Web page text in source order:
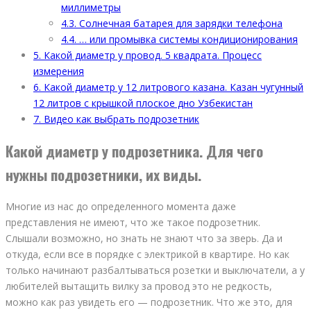
миллиметры
4.3. Солнечная батарея для зарядки телефона
4.4. … или промывка системы кондиционирования
5. Какой диаметр у провод. 5 квадрата. Процесс
измерения
6. Какой диаметр у 12 литрового казана. Казан чугунный
12 литров с крышкой плоское дно Узбекистан
7. Видео как выбрать подрозетник
Какой диаметр у подрозетника. Для чего
нужны подрозетники, их виды.
Многие из нас до определенного момента даже
представления не имеют, что же такое подрозетник.
Слышали возможно, но знать не знают что за зверь. Да и
откуда, если все в порядке с электрикой в квартире. Но как
только начинают разбалтываться розетки и выключатели, а у
любителей вытащить вилку за провод это не редкость,
можно как раз увидеть его — подрозетник. Что же это, для